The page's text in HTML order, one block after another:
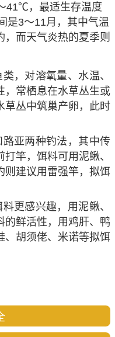
41℃，最适生存温度
是3～11月，其中气温
而天气炎热的夏季则
，对溶氧量、水温、
，常栖息在水草丛生或
草丛中筑巢产卵，此时
亚两种钓法，其中传
竿，饵料可用泥鳅、
则建议用雷强竿，拟饵
更感兴趣，用泥鳅、
的鲜活性，用鸡肝、鸭
、胡须佬、米诺等拟饵